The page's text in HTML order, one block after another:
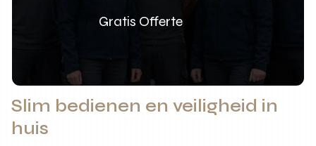
Gratis Offerte
Slim bedienen en veiligheid in
huis